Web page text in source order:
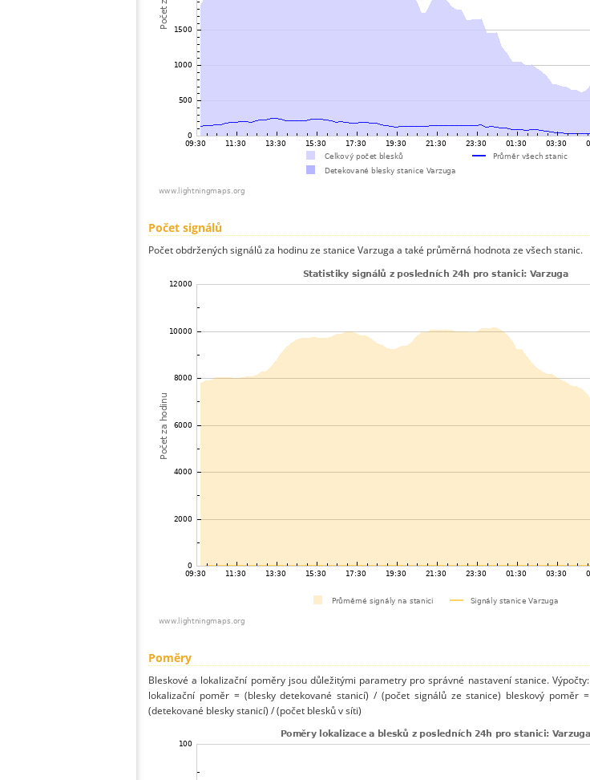
Počet signálů
Počet obdržených signálů za hodinu ze stanice Varzuga a také průměrná hodnota ze všech stanic.
Poměry
Bleskové a lokalizační poměry jsou důležitými parametry pro správné nastavení stanice. Výpočty:
lokalizační poměr = (blesky detekované stanicí) / (počet signálů ze stanice) bleskový poměr =
(detekované blesky stanicí) / (počet blesků v síti)